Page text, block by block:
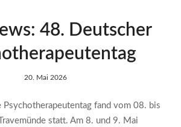
48. Deutscher
20. Mai 2026
Psychotherapeutentag fand vom 08. bis
statt. Am 8. und 9. Mai